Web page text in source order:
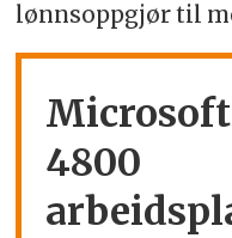
lønnsoppgjør til
4800